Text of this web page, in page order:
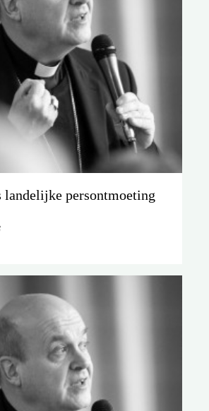
landelijke persontmoeting